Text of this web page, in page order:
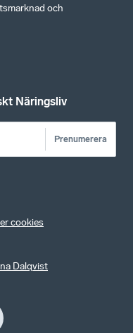
och
Näringsliv
Prenumerera
cookies
Dalqvist